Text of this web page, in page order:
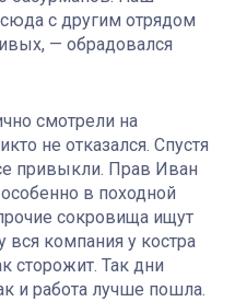
с другим отрядом
— обрадовался
смотрели на
не отказался. Спустя
привыкли. Прав Иван
в походной
сокровища ищут
вся компания у костра
сторожит. Так дни
и работа лучше пошла.